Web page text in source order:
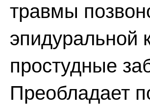
травмы
эпидуральной
простудные
Преобладает